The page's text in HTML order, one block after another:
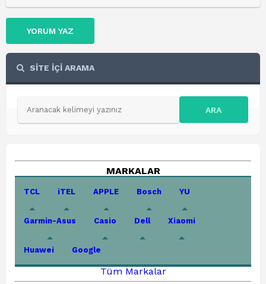
YORUM YAZ
SİTE İÇİ ARAMA
ARA
MARKALAR
TCL iTEL APPLE Bosch YU
Garmin-Asus Casio Dell Xiaomi
Huawei Google
Tüm Markalar